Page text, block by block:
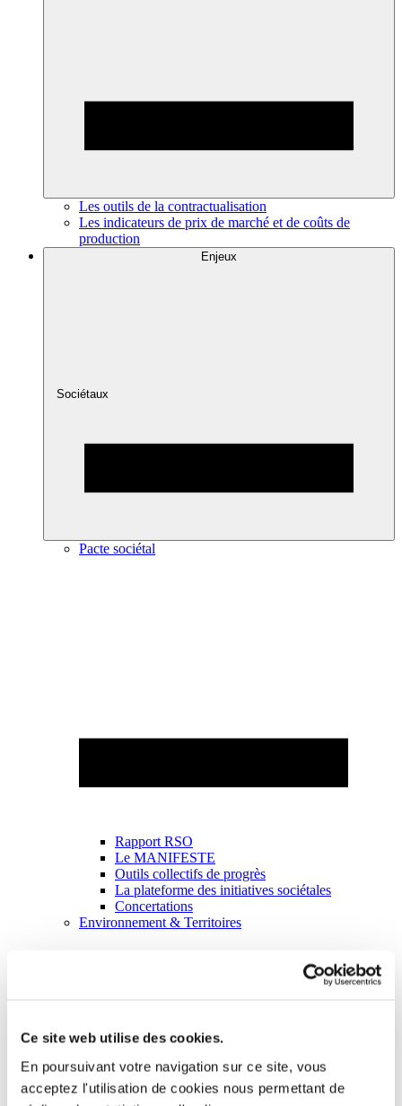
Ce site web utilise des cookies.
En poursuivant votre navigation sur ce site, vous
acceptez l'utilisation de cookies nous permettant de
Les outils de la contractualisation
Les indicateurs de prix de marché et de coûts de
production
Enjeux
Sociétaux
Pacte sociétal
Rapport RSO
Le MANIFESTE
Outils collectifs de progrès
La plateforme des initiatives sociétales
Concertations
Environnement & Territoires